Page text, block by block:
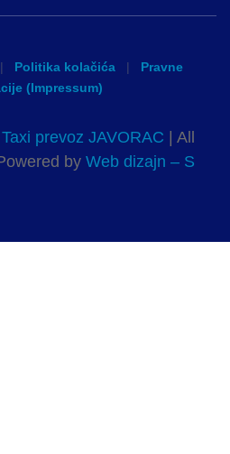
| Politika kolačića |
Pravne
(Impressum)
Taxi prevoz JAVORAC | All
by Web dizajn – S